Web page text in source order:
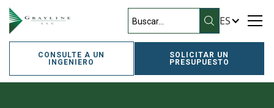
ES
CONSULTE A UN
INGENIERO
SOLICITAR UN
PRESUPUESTO